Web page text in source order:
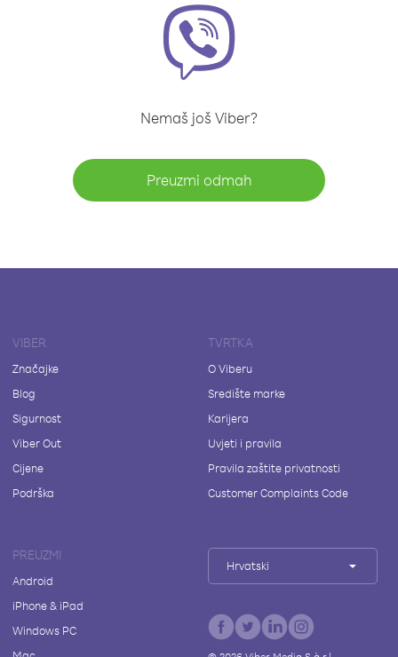
Nemaš još Viber?
Preuzmi odmah
VIBER
Značajke
Blog
Sigurnost
Viber Out
Cijene
Podrška
TVRTKA
O Viberu
Središte marke
Karijera
Uvjeti i pravila
Pravila zaštite privatnosti
Customer Complaints Code
PREUZMI
Android
iPhone & iPad
Windows PC
Hrvatski